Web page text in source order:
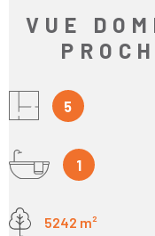
VUE
5
1
5242 m²